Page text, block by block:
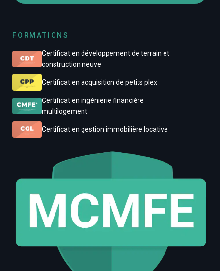
FORMATIONS
Certificat en développement de terrain et
construction neuve
Certificat en acquisition de petits plex
Certificat en ingénierie financière
multilogement
Certificat en gestion immobilière locative